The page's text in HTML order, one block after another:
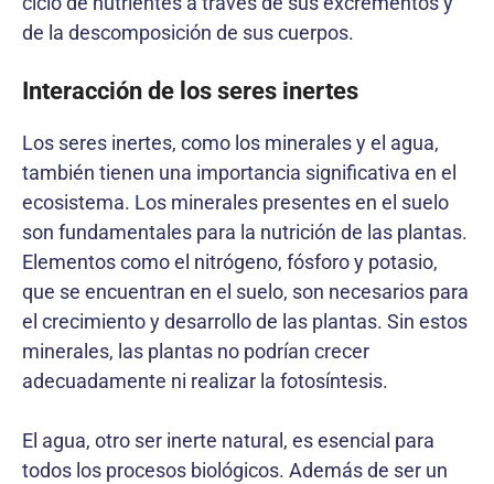
de la descomposición de sus cuerpos.
Interacción de los seres inertes
Los seres inertes, como los minerales y el agua,
también tienen una importancia significativa en el
ecosistema. Los minerales presentes en el suelo
son fundamentales para la nutrición de las plantas.
Elementos como el nitrógeno, fósforo y potasio,
que se encuentran en el suelo, son necesarios para
el crecimiento y desarrollo de las plantas. Sin estos
minerales, las plantas no podrían crecer
adecuadamente ni realizar la fotosíntesis.
El agua, otro ser inerte natural, es esencial para
todos los procesos biológicos. Además de ser un